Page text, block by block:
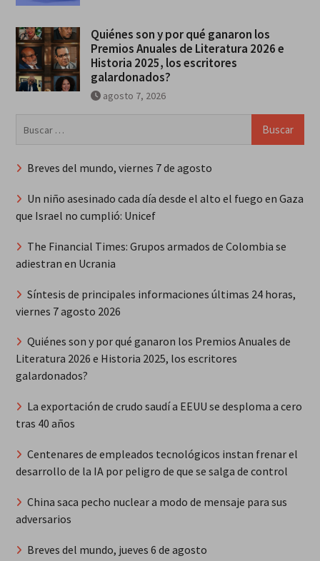
Quiénes son y por qué ganaron los
Premios Anuales de Literatura 2026 e
Historia 2025, los escritores
galardonados?
agosto 7, 2026
Breves del mundo, viernes 7 de agosto
Un niño asesinado cada día desde el alto el fuego en Gaza
que Israel no cumplió: Unicef
The Financial Times: Grupos armados de Colombia se
adiestran en Ucrania
Síntesis de principales informaciones últimas 24 horas,
viernes 7 agosto 2026
Quiénes son y por qué ganaron los Premios Anuales de
Literatura 2026 e Historia 2025, los escritores
galardonados?
La exportación de crudo saudí a EEUU se desploma a cero
tras 40 años
Centenares de empleados tecnológicos instan frenar el
desarrollo de la IA por peligro de que se salga de control
China saca pecho nuclear a modo de mensaje para sus
adversarios
Breves del mundo, jueves 6 de agosto